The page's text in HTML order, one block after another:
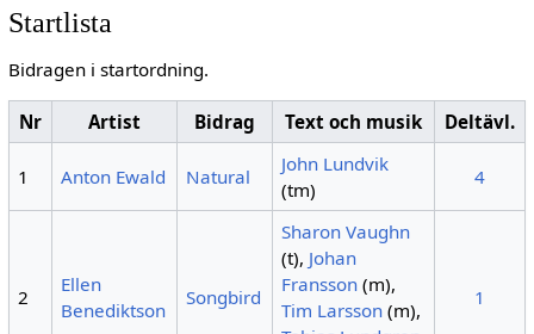
Startlista
Bidragen i startordning.
Nr Artist Bidrag Text och musik Deltävl.
1 Anton Ewald Natural
John Lundvik
(tm)
4
2
Ellen
Benediktson
Songbird
Sharon Vaughn
(t), Johan
Fransson (m),
Tim Larsson (m),
1